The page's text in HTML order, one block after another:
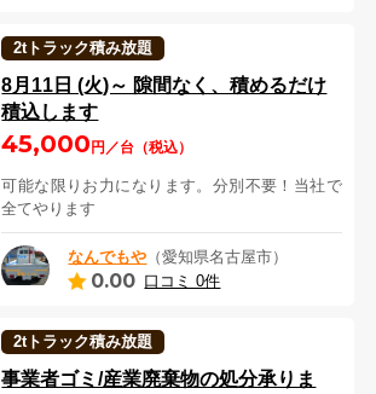
2tトラック積み放題
8月11日 (火)～ 隙間なく、積めるだけ
積込します
45,000 円／台（税込）
可能な限りお力になります。分別不要！当社で
全てやります
なんでもや （愛知県名古屋市）
0.00 口コミ 0件
2tトラック積み放題
事業者ゴミ/産業廃棄物の処分承りま